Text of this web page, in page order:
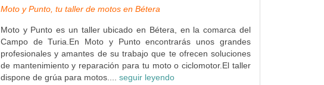
Moto y Punto, tu taller de motos en Bétera
Moto y Punto es un taller ubicado en Bétera, en la comarca del
Campo de Turia.En Moto y Punto encontrarás unos grandes
profesionales y amantes de su trabajo que te ofrecen soluciones
de mantenimiento y reparación para tu moto o ciclomotor.El taller
dispone de grúa para motos.... seguir leyendo